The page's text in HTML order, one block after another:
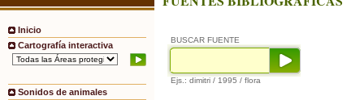
Inicio
Cartografía interactiva
Sonidos de animales
BUSCAR FUENTE
Ejs.: dimitri / 1995 / flora